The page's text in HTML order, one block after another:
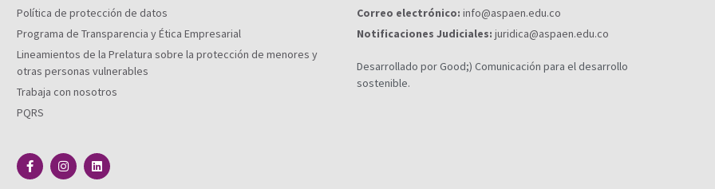
Política de protección de datos
Programa de Transparencia y Ética Empresarial
Lineamientos de la Prelatura sobre la protección de menores y
otras personas vulnerables
Trabaja con nosotros
PQRS
Correo electrónico: info@aspaen.edu.co
Notificaciones Judiciales: juridica@aspaen.edu.co
Desarrollado por Good;) Comunicación para el desarrollo
sostenible.